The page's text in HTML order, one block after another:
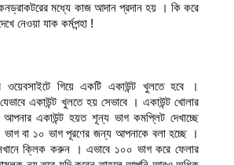
মধ্যে কাজ আদান প্রদান হয় । কি করে
নেওয়া যাক কর্মপন্হা !
ওয়েবসাইটে গিয়ে একটি একাউন্ট খুলতে হবে ।
একাউন্ট খুলতে হয় সেভাবে । একাউন্ট খোলার
একাউন্ট হয়ত শূন্য ভাগ কমপ্লিট দেখাচ্ছে
বা ১০ ভাগ পূরণের জন্য আপনাকে বলা হচ্ছে ।
ক্লিক করুন । এভাবে ১০০ ভাগ করে ফেলার